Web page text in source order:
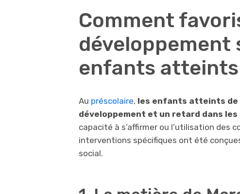
Comment
développement
enfants atteints
Au préscolaire, les enfants atteints de
développement et un retard dans
capacité à s’affirmer ou l’utilisation des
interventions spécifiques ont été
social.